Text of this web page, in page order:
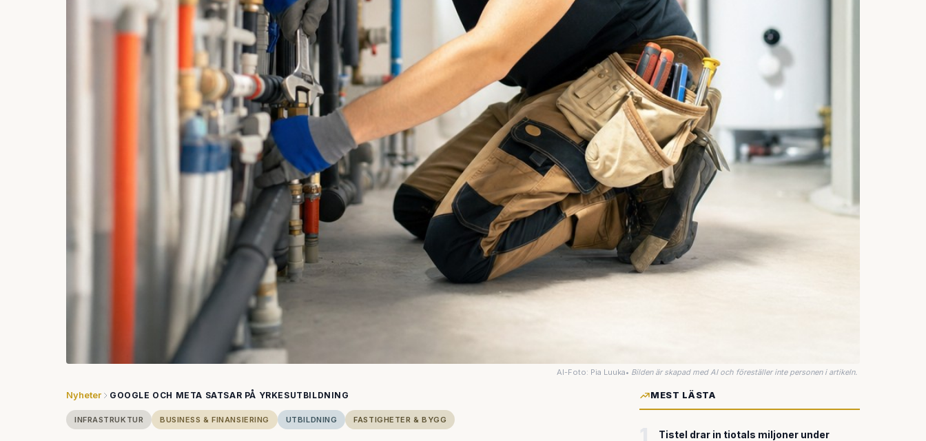
AI-Foto: Pia Luuka• Bilden är skapad med AI och föreställer inte personen i artikeln.
Nyheter GOOGLE OCH META SATSAR PÅ YRKESUTBILDNING
INFRASTRUKTUR BUSINESS & FINANSIERING UTBILDNING FASTIGHETER & BYGG
MEST LÄSTA
Tistel drar in tiotals miljoner under